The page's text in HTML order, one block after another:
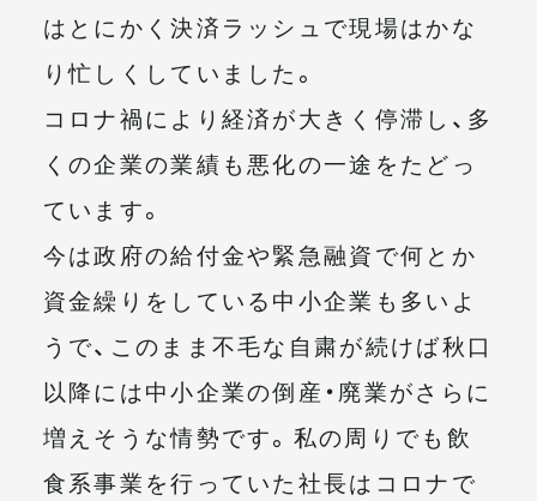
はとにかく決済ラッシュで現場はかな
り忙しくしていました。
コロナ禍により経済が大きく停滞し、多
くの企業の業績も悪化の一途をたどっ
ています。
今は政府の給付金や緊急融資で何とか
資金繰りをしている中小企業も多いよ
うで、このまま不毛な自粛が続けば秋口
以降には中小企業の倒産・廃業がさらに
増えそうな情勢です。私の周りでも飲
食系事業を行っていた社長はコロナで